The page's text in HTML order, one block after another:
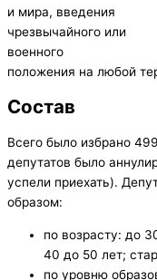
и мира, введения
чрезвычайного или
военного
положения на любой
Состав
Всего было избрано
депутатов было
успели приехать).
образом:
по возрасту: до
40 до 50 лет;
по уровню